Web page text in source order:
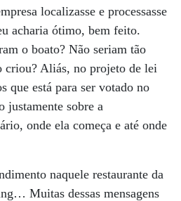
localizasse e processasse
acharia ótimo, bem feito.
o boato? Não seriam tão
criou? Aliás, no projeto de lei
que está para ser votado no
justamente sobre a
onde ela começa e até onde
naquele restaurante da
Muitas dessas mensagens